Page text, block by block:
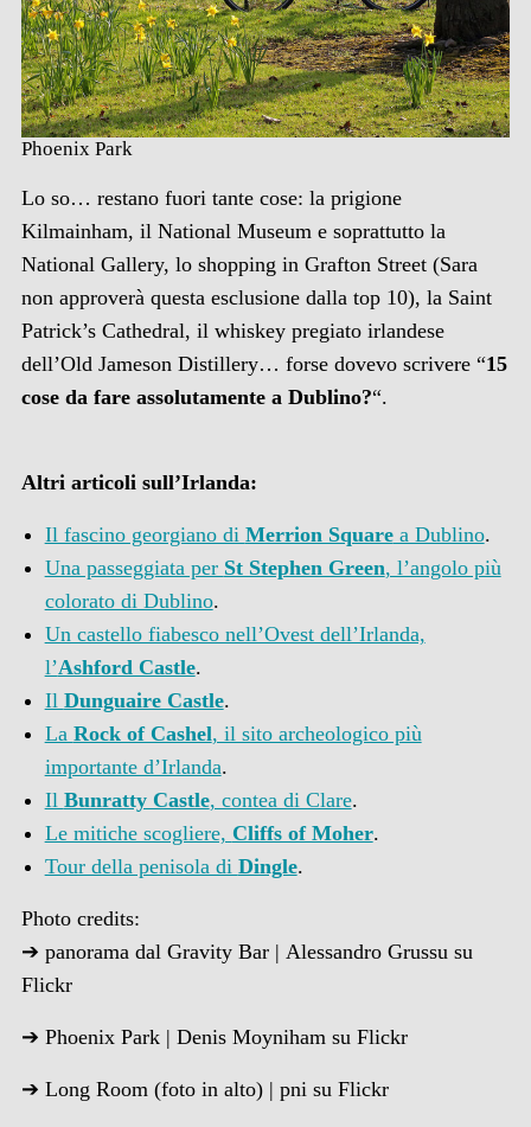
Phoenix Park
Lo so… restano fuori tante cose: la prigione
Kilmainham, il National Museum e soprattutto la
National Gallery, lo shopping in Grafton Street (Sara
non approverà questa esclusione dalla top 10), la Saint
Patrick’s Cathedral, il whiskey pregiato irlandese
dell’Old Jameson Distillery… forse dovevo scrivere “15
cose da fare assolutamente a Dublino?“.
Altri articoli sull’Irlanda:
Il fascino georgiano di Merrion Squarea Dublino.
Una passeggiata per St Stephen Green, l’angolo più
colorato di Dublino.
Un castello fiabesco nell’Ovest dell’Irlanda,
l’Ashford Castle.
Il Dunguaire Castle.
La Rock of Cashel, il sito archeologico più
importante d’Irlanda.
Il Bunratty Castle, contea di Clare.
Le mitiche scogliere, Cliffs of Moher.
Tour della penisola di Dingle.
Photo credits:
➔ panorama dal Gravity Bar | Alessandro Grussu su
Flickr
➔ Phoenix Park | Denis Moyniham su Flickr
➔ Long Room (foto in alto) | pni su Flickr